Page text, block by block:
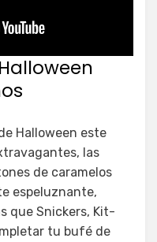
Halloween este
las
de caramelos
espeluznante,
que Snickers, Kit-
tu bufé de